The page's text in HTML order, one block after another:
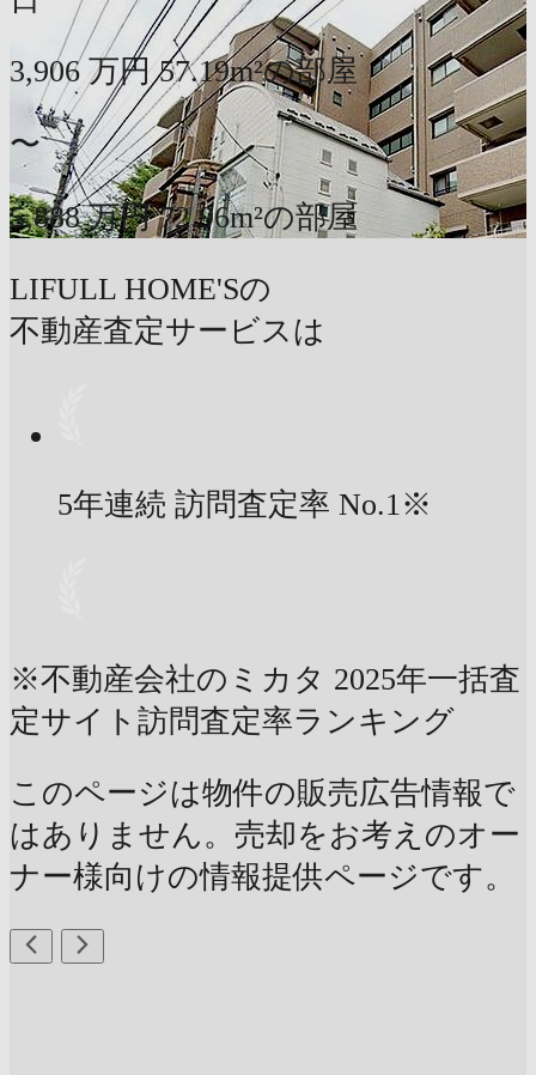
3,906 万円 57.19m²の部屋
〜
5,888 万円 72.96m²の部屋
LIFULL HOME'Sの
不動産査定サービスは
5年連続 訪問査定率 No.1※
※不動産会社のミカタ 2025年一括査
定サイト訪問査定率ランキング
このページは物件の販売広告情報で
はありません。売却をお考えのオー
ナー様向けの情報提供ページです。